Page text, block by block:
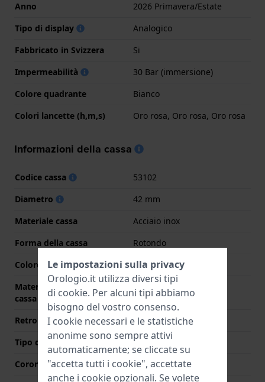
Anno
2026 Primavera/Estate
Tipo di display
Analogico
Fabbricato in Svizzera
Si
Impermeabilità
30 Bar (immersione)
Colore quadrante
Bianco
Colori lancette (h,m,s)
Oro rosa, Oro rosa, Oro rosa
Informazioni della cassa
Codice cassa
53102
Diametro
42 mm
Materiale cassa
Acciaio inox
Forma della cassa
Rotondo
Colore della cassa
Argento
Materiale del retro della
cassa
Acciaio inox
Retro cassa
Fondello avvitato
Tipo di vetro
Zaffiro
Corona
Corona a vite
Le impostazioni sulla privacy
Orologio.it utilizza diversi tipi
di cookie. Per alcuni tipi abbiamo
bisogno del vostro consenso.
I cookie necessari e le statistiche
anonime sono sempre attivi
automaticamente; se cliccate su
"accetta tutti i cookie", accettate
anche i cookie opzionali. Se volete